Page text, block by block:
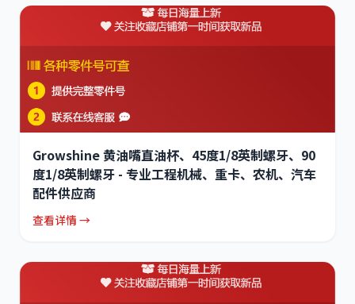
Growshine 黄油嘴直油杯、45度1/8英制螺牙、90
度1/8英制螺牙 - 专业工程机械、重卡、农机、汽车
配件供应商
查看详情 →